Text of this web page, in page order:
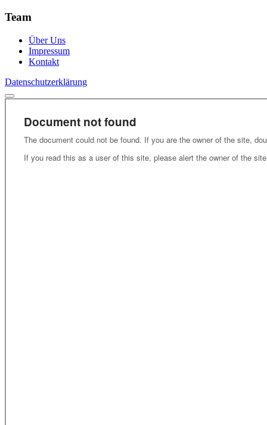
Team
Über Uns
Impressum
Kontakt
Datenschutzerklärung